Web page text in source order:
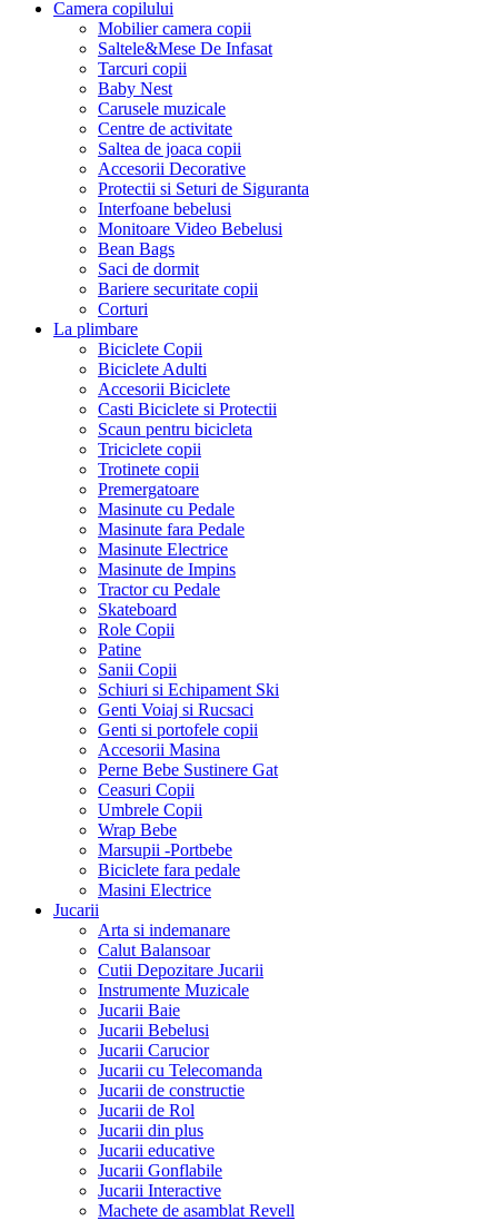
Camera copilului
Mobilier camera copii
Saltele&Mese De Infasat
Tarcuri copii
Baby Nest
Carusele muzicale
Centre de activitate
Saltea de joaca copii
Accesorii Decorative
Protectii si Seturi de Siguranta
Interfoane bebelusi
Monitoare Video Bebelusi
Bean Bags
Saci de dormit
Bariere securitate copii
Corturi
La plimbare
Biciclete Copii
Biciclete Adulti
Accesorii Biciclete
Casti Biciclete si Protectii
Scaun pentru bicicleta
Triciclete copii
Trotinete copii
Premergatoare
Masinute cu Pedale
Masinute fara Pedale
Masinute Electrice
Masinute de Impins
Tractor cu Pedale
Skateboard
Role Copii
Patine
Sanii Copii
Schiuri si Echipament Ski
Genti Voiaj si Rucsaci
Genti si portofele copii
Accesorii Masina
Perne Bebe Sustinere Gat
Ceasuri Copii
Umbrele Copii
Wrap Bebe
Marsupii -Portbebe
Biciclete fara pedale
Masini Electrice
Jucarii
Arta si indemanare
Calut Balansoar
Cutii Depozitare Jucarii
Instrumente Muzicale
Jucarii Baie
Jucarii Bebelusi
Jucarii Carucior
Jucarii cu Telecomanda
Jucarii de constructie
Jucarii de Rol
Jucarii din plus
Jucarii educative
Jucarii Gonflabile
Jucarii Interactive
Machete de asamblat Revell